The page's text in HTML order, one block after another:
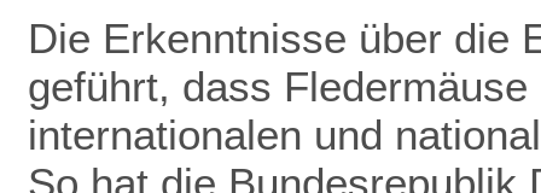
Die Erkenntnisse über die
geführt, dass
internationalen und
So hat die